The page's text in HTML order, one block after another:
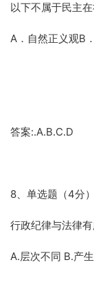
以下不属于民主
A．自然正义观B
答案:.A.B.C.D
8、单选题（4分）
行政纪律与法律
A.层次不同 B.产